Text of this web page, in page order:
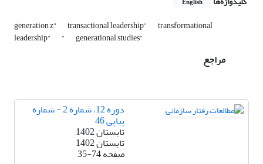
English
generation z" transactional leadership" transformational
leadership" " generational studies"
مراجع
دوره 12، شماره 2 - شماره
پیاپی 46
تابستان 1402
تابستان 1402
صفحه35-74